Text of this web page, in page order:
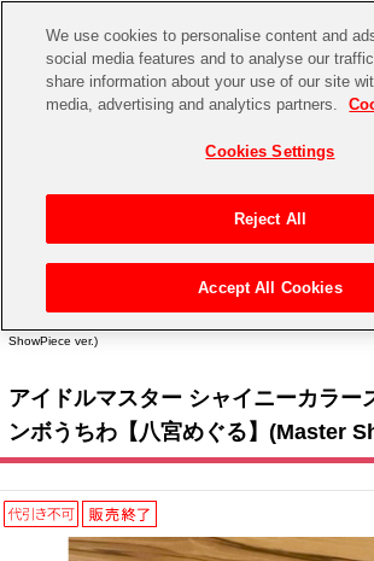
CHANNEL STORE
ASOBI STORE TOP
ゲーム 電子書籍
CD / Blu-ray
EVENT
アイドルマスターシリーズ
アイドルマスター
アイドルマスター SideM
学園アイドルマスター
イベントグッズ
トイ・ホビー
アイドルマスター シリーズ>アイド
ShowPiece ver.)
アイドルマスター シャイニーカラー
ンボうちわ【八宮めぐる】(Master
We use cookies to personalise content and
social media features and to analyse our
share information about your use of our site
media, advertising and analytics partners.
Cookies Settings
Reject All
Accept All Cookies